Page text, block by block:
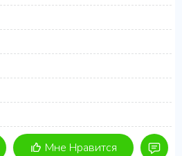
Мне Нравится